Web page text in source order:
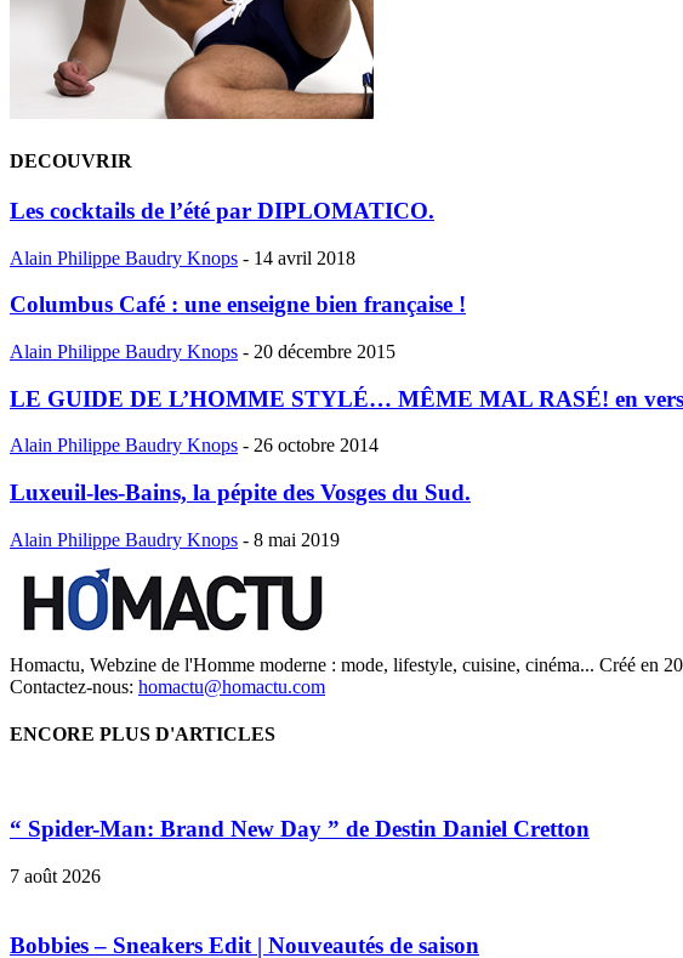
DECOUVRIR
Les cocktails de l’été par DIPLOMATICO.
Alain Philippe Baudry Knops - 14 avril 2018
Columbus Café : une enseigne bien française !
Alain Philippe Baudry Knops - 20 décembre 2015
LE GUIDE DE L’HOMME STYLÉ… MÊME MAL RASÉ! en
Alain Philippe Baudry Knops - 26 octobre 2014
Luxeuil-les-Bains, la pépite des Vosges du Sud.
Alain Philippe Baudry Knops - 8 mai 2019
Homactu, Webzine de l'Homme moderne : mode, lifestyle, cuisine, cinéma... Créé en
Contactez-nous: homactu@homactu.com
ENCORE PLUS D'ARTICLES
“ Spider-Man: Brand New Day ” de Destin Daniel Cretton
7 août 2026
Bobbies – Sneakers Edit | Nouveautés de saison